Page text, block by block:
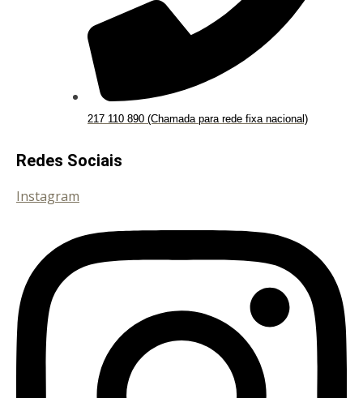
217 110 890 (Chamada para rede fixa nacional)
Redes Sociais
Instagram